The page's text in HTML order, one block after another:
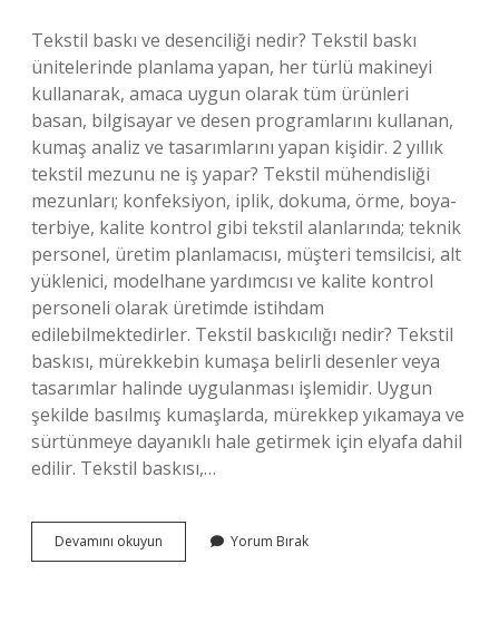
Tekstil baskı ve desenciliği nedir? Tekstil baskı
ünitelerinde planlama yapan, her türlü makineyi
kullanarak, amaca uygun olarak tüm ürünleri
basan, bilgisayar ve desen programlarını kullanan,
kumaş analiz ve tasarımlarını yapan kişidir. 2 yıllık
tekstil mezunu ne iş yapar? Tekstil mühendisliği
mezunları; konfeksiyon, iplik, dokuma, örme, boya-
terbiye, kalite kontrol gibi tekstil alanlarında; teknik
personel, üretim planlamacısı, müşteri temsilcisi, alt
yüklenici, modelhane yardımcısı ve kalite kontrol
personeli olarak üretimde istihdam
edilebilmektedirler. Tekstil baskıcılığı nedir? Tekstil
baskısı, mürekkebin kumaşa belirli desenler veya
tasarımlar halinde uygulanması işlemidir. Uygun
şekilde basılmış kumaşlarda, mürekkep yıkamaya ve
sürtünmeye dayanıklı hale getirmek için elyafa dahil
edilir. Tekstil baskısı,…
Devamını okuyun
Baskı
Yorum Bırak